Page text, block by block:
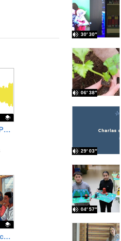
Conoce a tus professs 16 - Paqui (Lengua)
Entrevista alumnos de intercambio de París
30′ 30″
06′ 38″
29′ 03″
04′ 57″